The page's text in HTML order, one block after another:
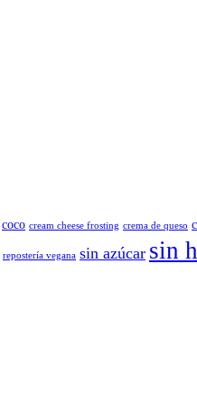
coco cream cheese frosting crema de queso
repostería vegana sin azúcar sin